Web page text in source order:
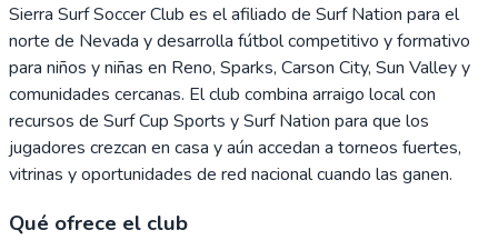
Sierra Surf Soccer Club es el afiliado de Surf Nation para el
norte de Nevada y desarrolla fútbol competitivo y formativo
para niños y niñas en Reno, Sparks, Carson City, Sun Valley y
comunidades cercanas. El club combina arraigo local con
recursos de Surf Cup Sports y Surf Nation para que los
jugadores crezcan en casa y aún accedan a torneos fuertes,
vitrinas y oportunidades de red nacional cuando las ganen.
Qué ofrece el club